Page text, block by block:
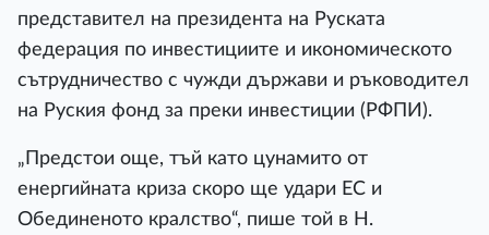
представител на президента на Руската
федерация по инвестициите и икономическото
сътрудничество с чужди държави и ръководител
на Руския фонд за преки инвестиции (РФПИ).
„Предстои още, тъй като цунамито от
енергийната криза скоро ще удари ЕС и
Обединеното кралство“, пише той в H.